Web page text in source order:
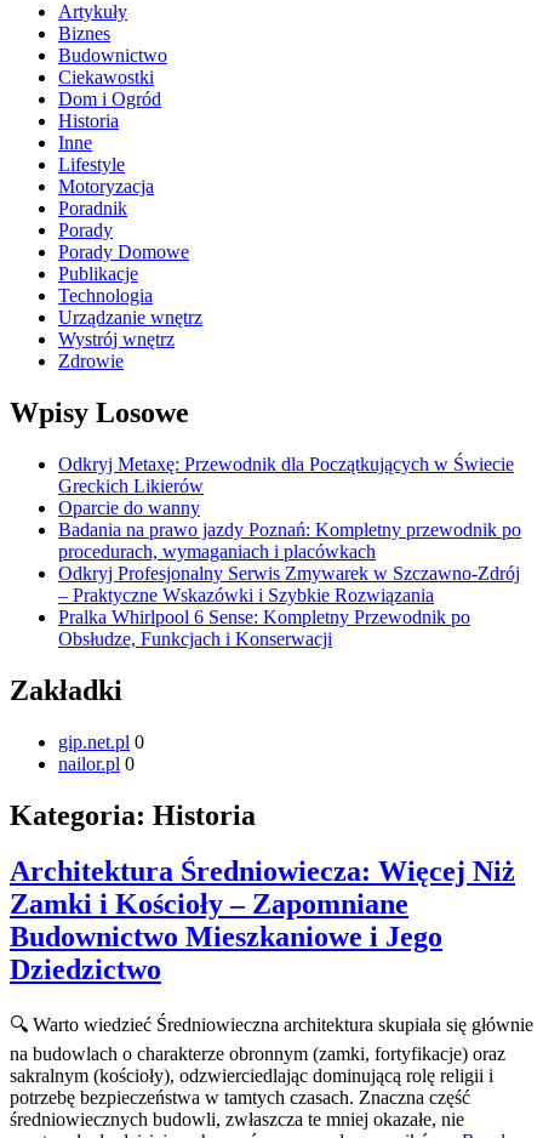
Artykuły
Biznes
Budownictwo
Ciekawostki
Dom i Ogród
Historia
Inne
Lifestyle
Motoryzacja
Poradnik
Porady
Porady Domowe
Publikacje
Technologia
Urządzanie wnętrz
Wystrój wnętrz
Zdrowie
Wpisy Losowe
Odkryj Metaxę: Przewodnik dla Początkujących w Świecie
Greckich Likierów
Oparcie do wanny
Badania na prawo jazdy Poznań: Kompletny przewodnik po
procedurach, wymaganiach i placówkach
Odkryj Profesjonalny Serwis Zmywarek w Szczawno-Zdrój
– Praktyczne Wskazówki i Szybkie Rozwiązania
Pralka Whirlpool 6 Sense: Kompletny Przewodnik po
Obsłudze, Funkcjach i Konserwacji
Zakładki
gip.net.pl 0
nailor.pl 0
Kategoria: Historia
Architektura Średniowiecza: Więcej Niż
Zamki i Kościoły – Zapomniane
Budownictwo Mieszkaniowe i Jego
Dziedzictwo
🔍 Warto wiedzieć Średniowieczna architektura skupiała się głównie
na budowlach o charakterze obronnym (zamki, fortyfikacje) oraz
sakralnym (kościoły), odzwierciedlając dominującą rolę religii i
potrzebę bezpieczeństwa w tamtych czasach. Znaczna część
średniowiecznych budowli, zwłaszcza te mniej okazałe, nie